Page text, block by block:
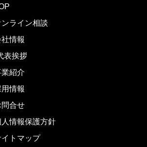
ンライン相談
情報
表挨拶
紹介
情報
問合せ
人情報保護方針
イトマップ